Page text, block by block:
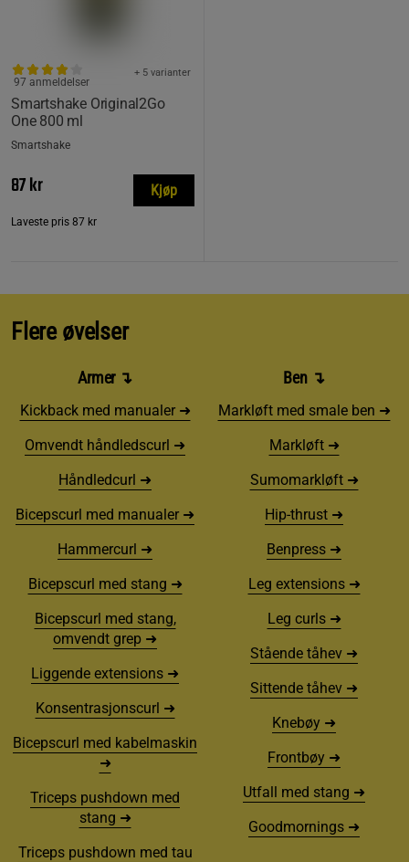
Smartshake Original2Go
One 800 ml
+ 5 varianter
97 anmeldelser
Smartshake
87 kr
Laveste pris 87 kr
Kjøp
Flere øvelser
Armer ↴
Kickback med manualer ➜
Omvendt håndledscurl ➜
Håndledcurl ➜
Bicepscurl med manualer ➜
Hammercurl ➜
Bicepscurl med stang ➜
Bicepscurl med stang,
omvendt grep ➜
Liggende extensions ➜
Konsentrasjonscurl ➜
Bicepscurl med kabelmaskin
➜
Triceps pushdown med
stang ➜
Triceps pushdown med tau
Ben ↴
Markløft med smale ben ➜
Markløft ➜
Sumomarkløft ➜
Hip-thrust ➜
Benpress ➜
Leg extensions ➜
Leg curls ➜
Stående tåhev ➜
Sittende tåhev ➜
Knebøy ➜
Frontbøy ➜
Utfall med stang ➜
Goodmornings ➜